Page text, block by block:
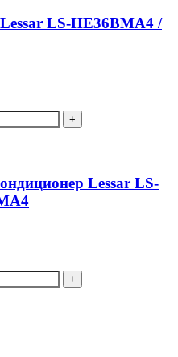
LS-HE36BMA4 /
Lessar LS-